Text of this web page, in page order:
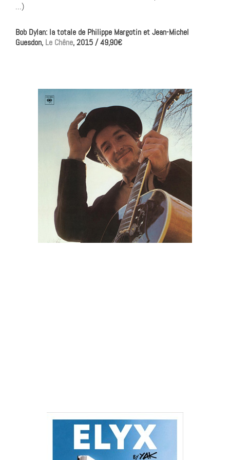
…)
Bob Dylan: la totale de Philippe Margotin et Jean-Michel
Guesdon, Le Chêne, 2015 / 49,90€